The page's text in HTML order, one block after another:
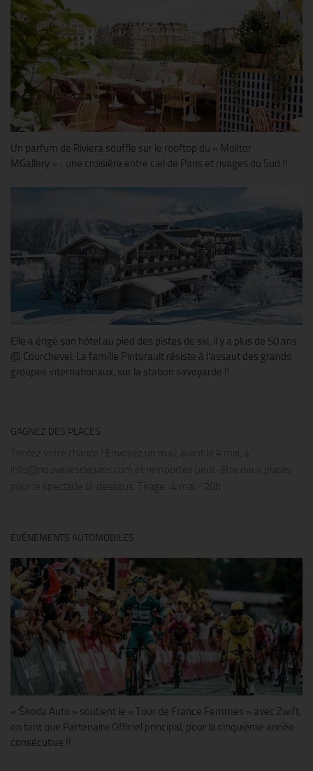
Un parfum de Riviera souffle sur le rooftop du « Molitor
MGallery » : une croisière entre ciel de Paris et rivages du Sud !!
Elle a érigé son hôtel au pied des pistes de ski, il y a plus de 50 ans
@ Courchevel. La famille Pinturault résiste à l’assaut des grands
groupes internationaux, sur la station savoyarde !!
GAGNEZ DES PLACES
Tentez votre chance ! Envoyez un mail, avant le 4 mai, à
info@nouvellesdeparis.com et remportez peut-être deux places
pour le spectacle ci-dessous. Tirage : 4 mai - 20h
ÉVÉNEMENTS AUTOMOBILES
« Škoda Auto » soutient le « Tour de France Femmes » avec Zwift,
en tant que Partenaire Officiel principal, pour la cinquième année
consécutive !!